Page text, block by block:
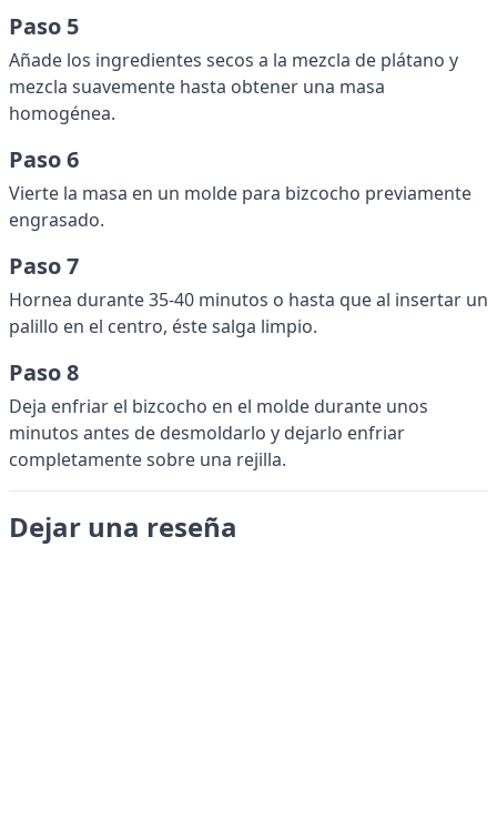
Paso 5
Añade los ingredientes secos a la mezcla de plátano y
mezcla suavemente hasta obtener una masa
homogénea.
Paso 6
Vierte la masa en un molde para bizcocho previamente
engrasado.
Paso 7
Hornea durante 35-40 minutos o hasta que al insertar un
palillo en el centro, éste salga limpio.
Paso 8
Deja enfriar el bizcocho en el molde durante unos
minutos antes de desmoldarlo y dejarlo enfriar
completamente sobre una rejilla.
Dejar una reseña